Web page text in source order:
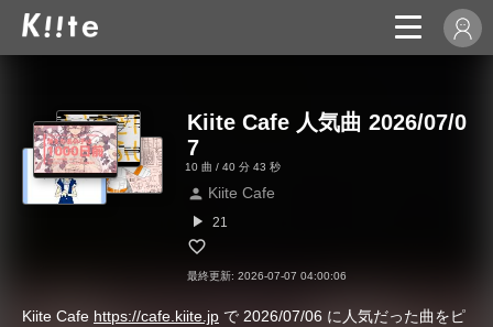
Kiite Cafe 人気曲 2026/07/0
7
10 曲 / 40 分 43 秒
person Kiite Cafe
play_arrow 21
最終更新: 2026-07-07 04:00:06
Kiite Cafe https://cafe.kiite.jp で 2026/07/06 に人気だった曲をピ